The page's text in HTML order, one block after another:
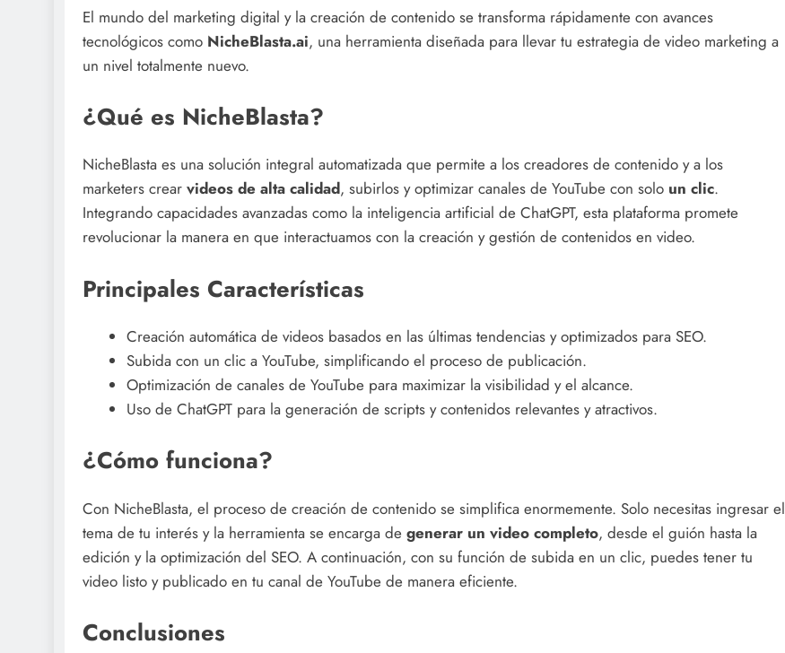
El mundo del marketing digital y la creación de contenido se transforma rápidamente con avances
tecnológicos como NicheBlasta.ai, una herramienta diseñada para llevar tu estrategia de video marketing a
un nivel totalmente nuevo.
¿Qué es NicheBlasta?
NicheBlasta es una solución integral automatizada que permite a los creadores de contenido y a los
marketers crear videos de alta calidad, subirlos y optimizar canales de YouTube con solo un clic.
Integrando capacidades avanzadas como la inteligencia artificial de ChatGPT, esta plataforma promete
revolucionar la manera en que interactuamos con la creación y gestión de contenidos en video.
Principales Características
Creación automática de videos basados en las últimas tendencias y optimizados para SEO.
Subida con un clic a YouTube, simplificando el proceso de publicación.
Optimización de canales de YouTube para maximizar la visibilidad y el alcance.
Uso de ChatGPT para la generación de scripts y contenidos relevantes y atractivos.
¿Cómo funciona?
Con NicheBlasta, el proceso de creación de contenido se simplifica enormemente. Solo necesitas ingresar el
tema de tu interés y la herramienta se encarga de generar un video completo, desde el guión hasta la
edición y la optimización del SEO. A continuación, con su función de subida en un clic, puedes tener tu
video listo y publicado en tu canal de YouTube de manera eficiente.
Conclusiones